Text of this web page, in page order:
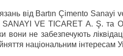
від Bartın Çimento
VE TICARET A. Ş. та
вони не забезпечують
національним інтересам